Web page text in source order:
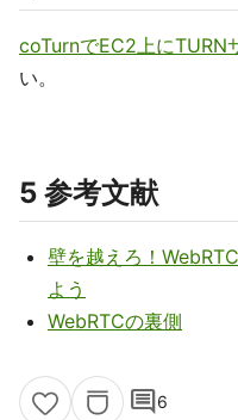
coTurnでEC2上にTURN
い。
5 参考文献
壁を越えろ！
よう
WebRTCの裏側
comment6